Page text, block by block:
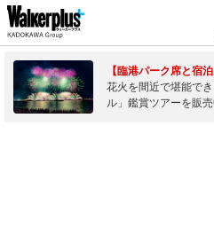
【臨港パーク席と宿
花火を間近で堪能で
ル」鑑賞ツアーを販